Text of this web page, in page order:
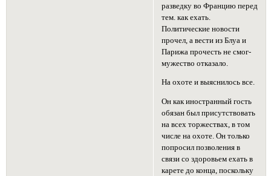
разведку во Францию перед
тем. как ехать.
Политические новости
прочел, а вести из Блуа и
Парижа прочесть не смог-
мужество отказало.
На охоте и выяснилось все.
Он как иностранный гость
обязан был присутствовать
на всех торжествах, в том
числе на охоте. Он только
попросил позволения в
связи со здоровьем ехать в
карете до конца, поскольку